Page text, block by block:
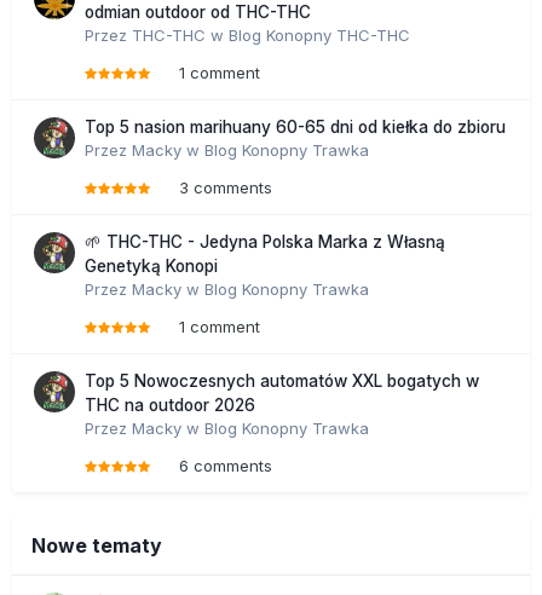
odmian outdoor od THC-THC
Przez THC-THC w Blog Konopny THC-THC
1 comment
Top 5 nasion marihuany 60-65 dni od kiełka do zbioru
Przez Macky w Blog Konopny Trawka
3 comments
🌱 THC-THC - Jedyna Polska Marka z Własną
Genetyką Konopi
Przez Macky w Blog Konopny Trawka
1 comment
Top 5 Nowoczesnych automatów XXL bogatych w
THC na outdoor 2026
Przez Macky w Blog Konopny Trawka
6 comments
Nowe tematy